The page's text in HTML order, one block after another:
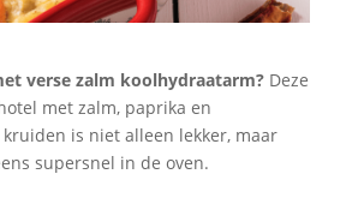
verse zalm koolhydraatarm?Deze
met zalm, paprika en
is niet alleen lekker, maar
supersnel in de oven.